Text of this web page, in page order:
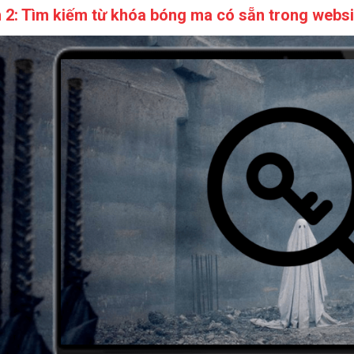
2: Tìm kiếm từ khóa bóng ma có sẵn trong